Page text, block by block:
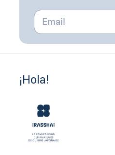
Email
¡Hola!